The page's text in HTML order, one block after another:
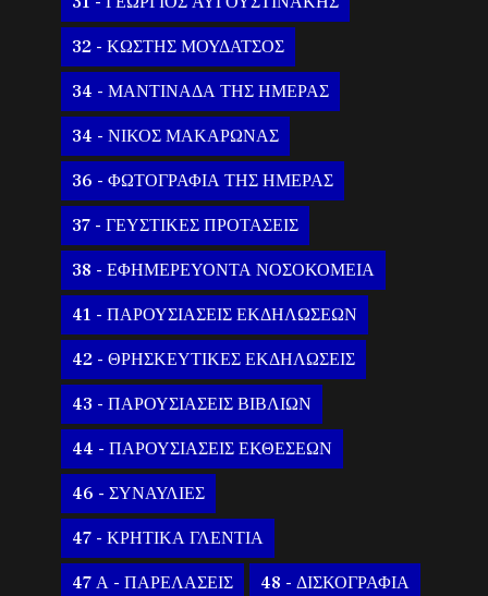
32 - ΚΩΣΤΗΣ ΜΟΥΔΑΤΣΟΣ
34 - ΜΑΝΤΙΝΑΔΑ ΤΗΣ ΗΜΕΡΑΣ
34 - ΝΙΚΟΣ ΜΑΚΑΡΩΝΑΣ
36 - ΦΩΤΟΓΡΑΦΙΑ ΤΗΣ ΗΜΕΡΑΣ
37 - ΓΕΥΣΤΙΚΕΣ ΠΡΟΤΑΣΕΙΣ
38 - ΕΦΗΜΕΡΕΥΟΝΤΑ ΝΟΣΟΚΟΜΕΙΑ
41 - ΠΑΡΟΥΣΙΑΣΕΙΣ ΕΚΔΗΛΩΣΕΩΝ
42 - ΘΡΗΣΚΕΥΤΙΚΕΣ ΕΚΔΗΛΩΣΕΙΣ
43 - ΠΑΡΟΥΣΙΑΣΕΙΣ ΒΙΒΛΙΩΝ
44 - ΠΑΡΟΥΣΙΑΣΕΙΣ ΕΚΘΕΣΕΩΝ
46 - ΣΥΝΑΥΛΙΕΣ
47 - ΚΡΗΤΙΚΑ ΓΛΕΝΤΙΑ
47 Α - ΠΑΡΕΛΑΣΕΙΣ 48 - ΔΙΣΚΟΓΡΑΦΙΑ